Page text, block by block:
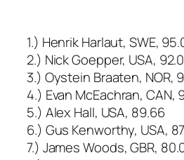
1.) Henrik Harlaut, SWE,
2.) Nick Goepper, USA,
3.) Oystein Braaten, NOR,
4.) Evan McEachran, CAN,
5.) Alex Hall, USA, 89.66
6.) Gus Kenworthy, USA,
7.) James Woods, GBR,